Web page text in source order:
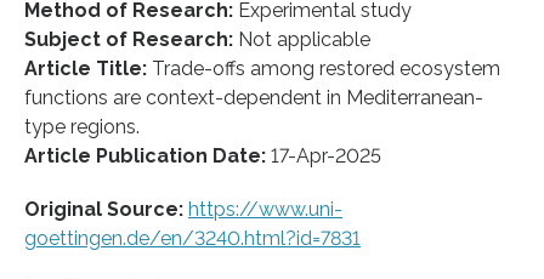
Method of Research: Experimental study
Subject of Research: Not applicable
Article Title: Trade-offs among restored ecosystem
functions are context-dependent in Mediterranean-
type regions.
Article Publication Date: 17-Apr-2025
Original Source: https://www.uni-
goettingen.de/en/3240.html?id=7831